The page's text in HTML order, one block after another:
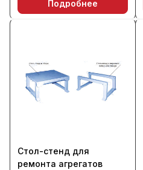
Подробнее
Стол-стенд для
ремонта агрегатов